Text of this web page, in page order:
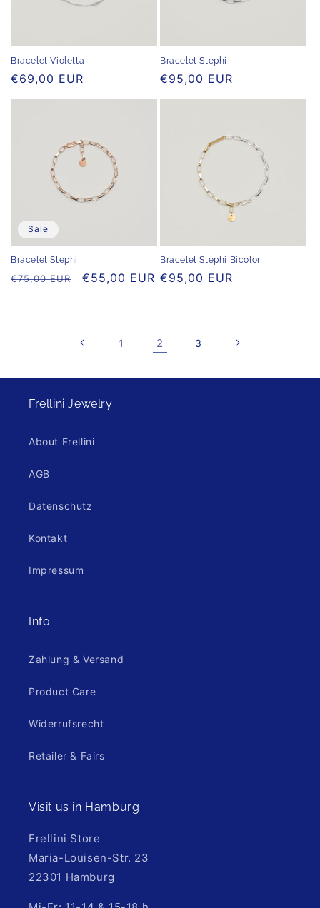
Bracelet Violetta
Normaler
€69,00 EUR
Bracelet Stephi
Normaler
€95,00 EUR
Sale
Bracelet Stephi
Normaler
€75,00 EUR Verkaufspreis
€55,00 EUR
Bracelet Stephi Bicolor
Normaler
€95,00 EUR
1 2 3
Frellini Jewelry
About Frellini
AGB
Datenschutz
Kontakt
Impressum
Info
Zahlung & Versand
Product Care
Widerrufsrecht
Retailer & Fairs
Visit us in Hamburg
Frellini Store
Maria-Louisen-Str. 23
22301 Hamburg